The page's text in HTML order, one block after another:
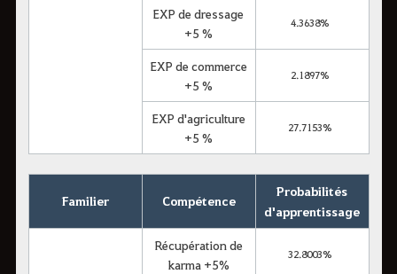
EXP de dressage
+5 %
4.3638%
EXP de commerce
+5 %
2.1897%
EXP d'agriculture
+5 %
27.7153%
Familier Compétence
Probabilités
d'apprentissage
Récupération de
karma +5%
32.8003%